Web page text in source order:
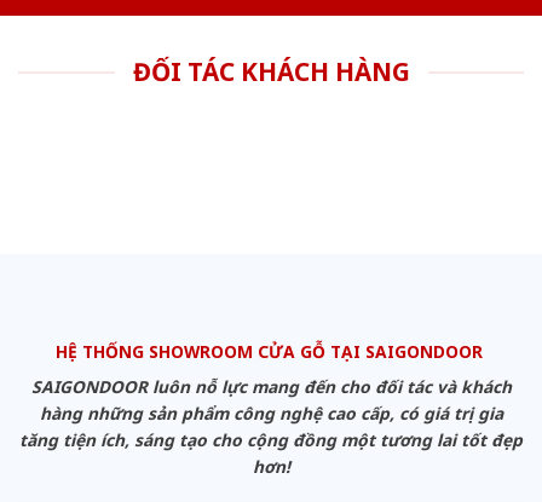
ĐỐI TÁC KHÁCH HÀNG
HỆ THỐNG SHOWROOM CỬA GỖ TẠI SAIGONDOOR
SAIGONDOOR luôn nỗ lực mang đến cho đối tác và khách
hàng những sản phẩm công nghệ cao cấp, có giá trị gia
tăng tiện ích, sáng tạo cho cộng đồng một tương lai tốt đẹp
hơn!